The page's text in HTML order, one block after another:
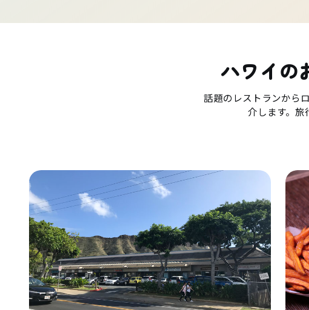
ハワイの
話題のレストランから
介します。旅